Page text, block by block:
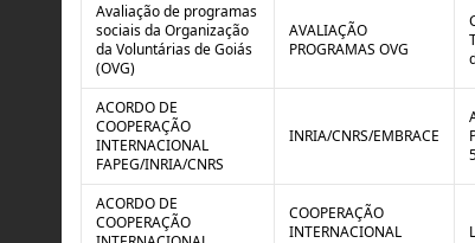
Avaliação de programas
sociais da Organização
da Voluntárias de Goiás
(OVG)
AVALIAÇÃO
PROGRAMAS OVG
ACORDO DE
COOPERAÇÃO
INTERNACIONAL
FAPEG/INRIA/CNRS
INRIA/CNRS/EMBRACE
ACORDO DE
COOPERAÇÃO
COOPERAÇÃO
INTERNACIONAL